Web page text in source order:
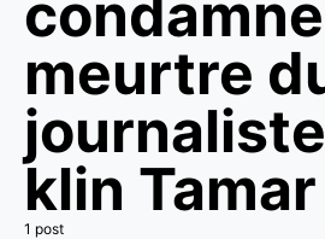
meurtre
klin Tamar
1 post